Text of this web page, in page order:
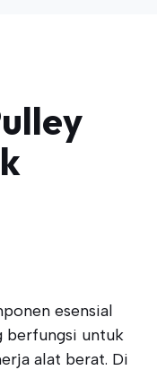
esensial
berfungsi untuk
alat berat. Di